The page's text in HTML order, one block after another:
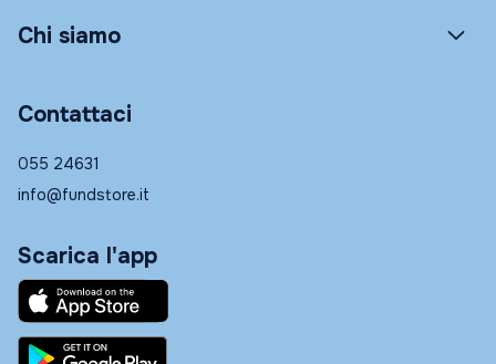
Chi siamo
Contattaci
055 24631
info@fundstore.it
Scarica l'app